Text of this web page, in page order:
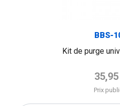
BBS-
Kit de purge
Prix